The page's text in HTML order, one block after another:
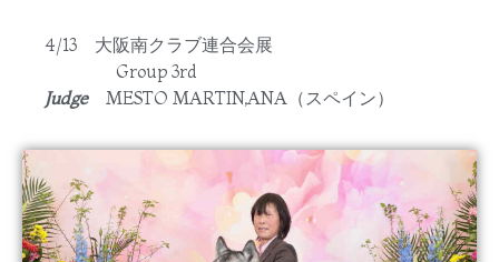
4/13 大阪南クラブ連合会展
Group 3rd
Judge MESTO MARTIN,ANA（スペイン）